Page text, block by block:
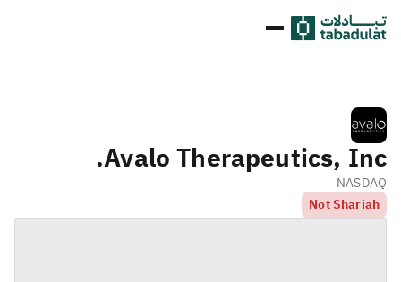
Avalo Therapeutics, Inc.
NASDAQ
Not Shariah